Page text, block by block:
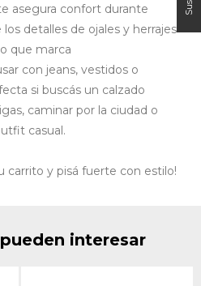
asegura confort durante
detalles de ojales y herrajes
que marca
con jeans, vestidos o
si buscás un calzado
caminar por la ciudad o
casual.
carrito y pisá fuerte con estilo!
interesar